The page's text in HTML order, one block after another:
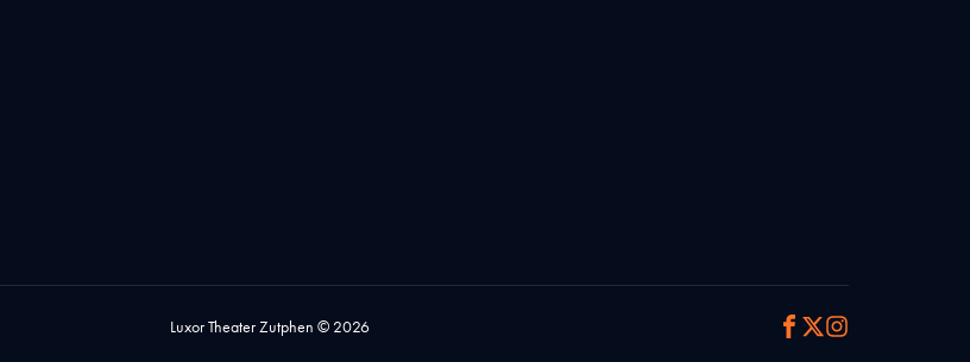
Luxor Theater Zutphen © 2026